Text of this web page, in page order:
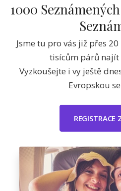
1000
Jsme tu pro vás již přes
tisícům párů najít
Vyzkoušejte i vy ještě
Evropskou
REGISTRACE